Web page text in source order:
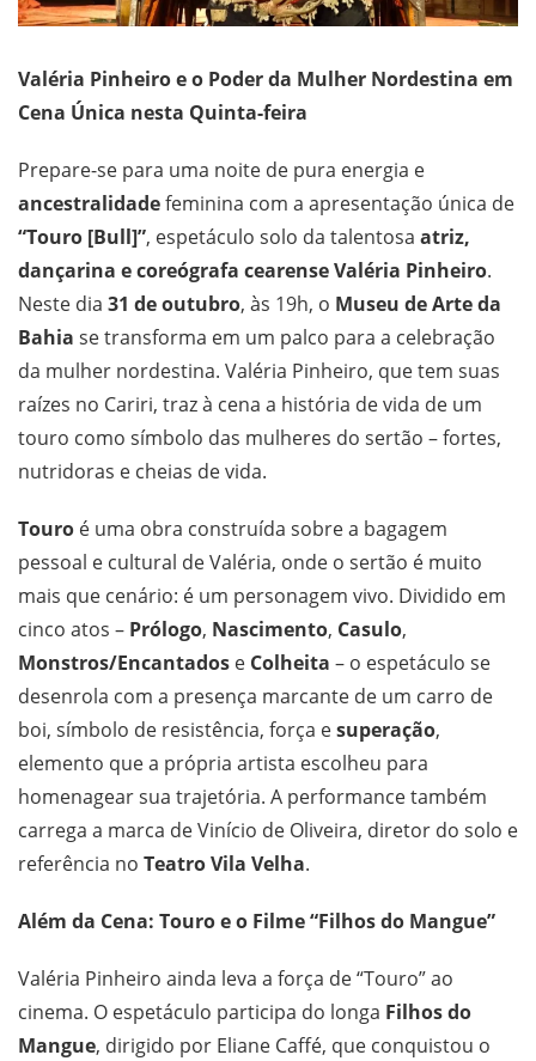
Valéria Pinheiro e o Poder da Mulher Nordestina em
Cena Única nesta Quinta-feira
Prepare-se para uma noite de pura energia e
ancestralidadefeminina com a apresentação única de
“Touro [Bull]”, espetáculo solo da talentosa atriz,
dançarina e coreógrafa cearense Valéria Pinheiro.
Neste dia 31 de outubro, às 19h, o Museu de Arte da
Bahia se transforma em um palco para a celebração
da mulher nordestina. Valéria Pinheiro, que tem suas
raízes no Cariri, traz à cena a história de vida de um
touro como símbolo das mulheres do sertão – fortes,
nutridoras e cheias de vida.
Touro é uma obra construída sobre a bagagem
pessoal e cultural de Valéria, onde o sertão é muito
mais que cenário: é um personagem vivo. Dividido em
cinco atos – Prólogo, Nascimento, Casulo,
Monstros/Encantados e Colheita – o espetáculo se
desenrola com a presença marcante de um carro de
boi, símbolo de resistência, força esuperação,
elemento que a própria artista escolheu para
homenagear sua trajetória. A performance também
carrega a marca de Vinício de Oliveira, diretor do solo e
referência no Teatro Vila Velha.
Além da Cena: Touro e o Filme “Filhos do Mangue”
Valéria Pinheiro ainda leva a força de “Touro” ao
cinema. O espetáculo participa do longa Filhos do
Mangue, dirigido por Eliane Caffé, que conquistou o